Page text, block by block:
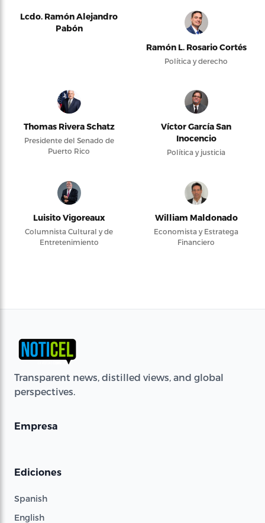
Lcdo. Ramón Alejandro
Pabón
Ramón L. Rosario Cortés
Política y derecho
Thomas Rivera Schatz
Presidente del Senado de
Puerto Rico
Víctor García San
Inocencio
Política y justicia
Luisito Vigoreaux
Columnista Cultural y de
Entretenimiento
William Maldonado
Economista y Estratega
Financiero
Transparent news, distilled views, and global
perspectives.
Empresa
Ediciones
Spanish
English